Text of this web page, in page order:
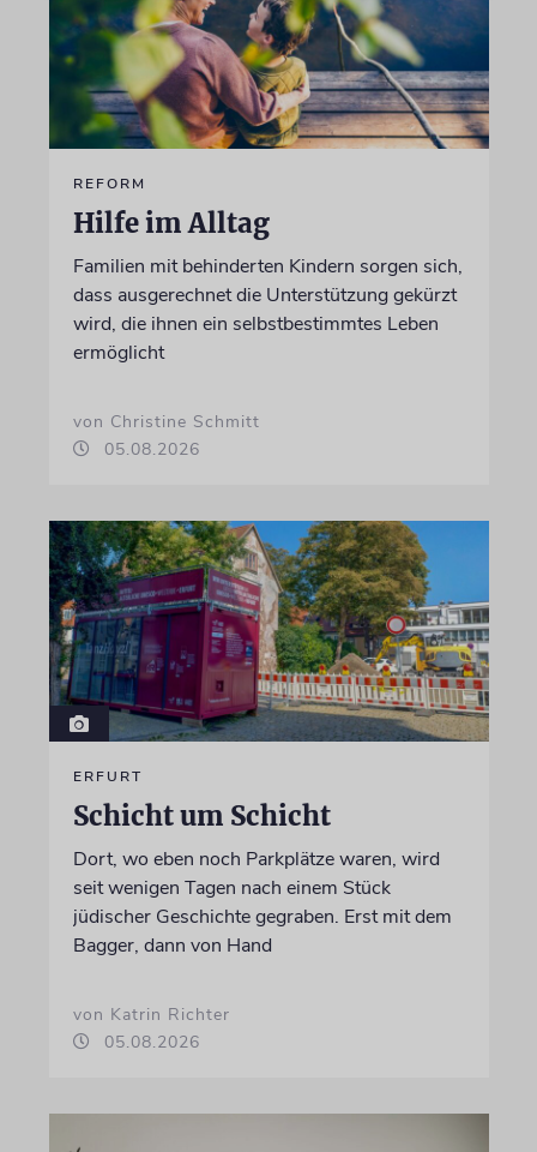
REFORM
Hilfe im Alltag
Familien mit behinderten Kindern sorgen sich,
dass ausgerechnet die Unterstützung gekürzt
wird, die ihnen ein selbstbestimmtes Leben
ermöglicht
von Christine Schmitt
05.08.2026
ERFURT
Schicht um Schicht
Dort, wo eben noch Parkplätze waren, wird
seit wenigen Tagen nach einem Stück
jüdischer Geschichte gegraben. Erst mit dem
Bagger, dann von Hand
von Katrin Richter
05.08.2026